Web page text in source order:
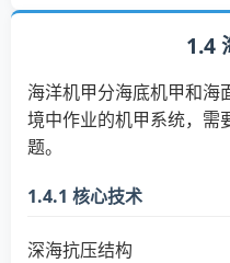
1.4
海洋机甲分海底机甲和海
境中作业的机甲系统，需
题。
1.4.1 核心技术
深海抗压结构